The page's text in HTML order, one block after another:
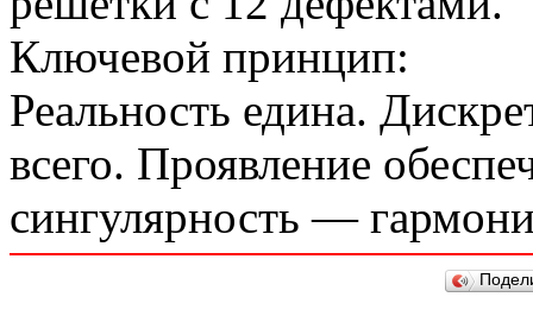
Ключевой принцип:
Реальность едина.
всего. Проявление
сингулярность —